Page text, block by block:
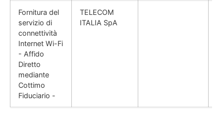
Fornitura del
servizio di
connettività
Internet Wi-Fi
- Affido
Diretto
mediante
Cottimo
Fiduciario -
TELECOM
ITALIA SpA